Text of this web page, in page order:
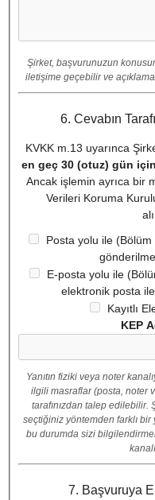
Şirket, başvurunuzun
iletişime geçebilir ve
6. Cevabın
KVKK m.13 uyarınca
en geç 30 (otuz) gün
Ancak işlemin ayrıca bir
Verileri Koruma
Posta yolu ile
E-posta yolu ile
elektronik posta
Kayıtlı
KEP
Yanıtın fiziki veya noter
ilgili masraflar (posta, noter
tarafınızdan talep
seçtiğiniz yöntemden farklı bir
bu durumda sizi
7. Başvuruya